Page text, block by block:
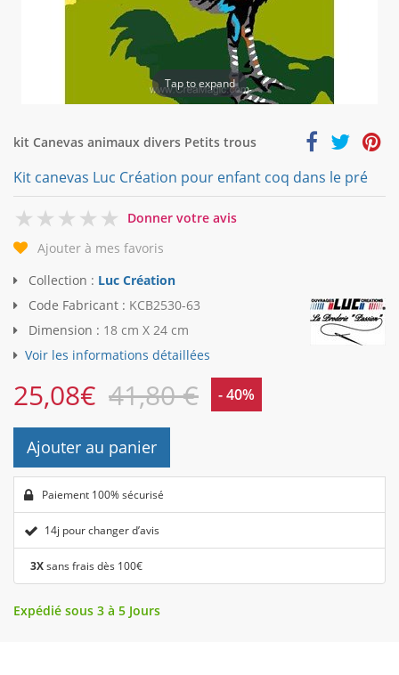
Tap to expand
kit Canevas animaux divers Petits trous
Kit canevas Luc Création pour enfant coq dans le pré
0
Donner votre avis
Ajouter à mes favoris
Collection : Luc Création
Code Fabricant : KCB2530-63
Dimension : 18 cm X 24 cm
Voir les informations détaillées
25,08€ 41,80 € - 40%
Ajouter au panier
Paiement 100% sécurisé
14j pour changer d’avis
3Xsans frais dès 100€
Expédié sous 3 à 5 Jours